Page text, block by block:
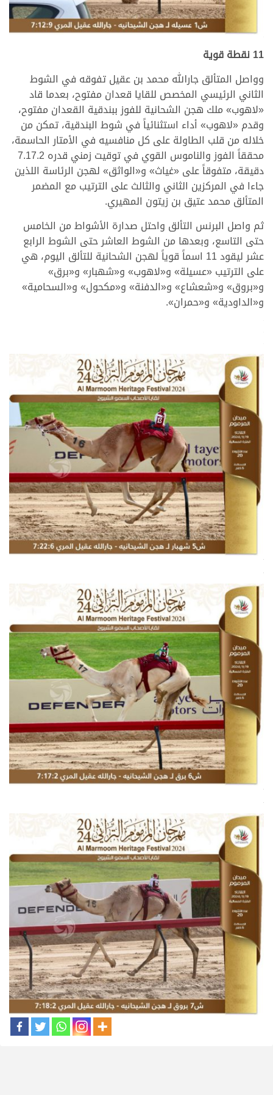
11 نقطة قوية
وواصل المتألق جارالله محمد بن عقيل تفوقه في الشوط
الثاني الرئيسي المخصص للقايا قعدان مفتوح، بعدما قاد
«لاهوب» ملك هجن الشحانية للفوز ببندقية القعدان مفتوح،
وقدم «لاهوب» أداء استثنائياً في شوط البندقية، تمكن من
خلاله من قلب الطاولة على كل منافسيه في الأمتار الحاسمة،
محققاً الفوز والناموس القوي في توقيت زمني قدره 7.17.2
دقيقة، متفوقاً على «غياث» و«الواثق» لهجن الرئاسة اللذين
جاءا في المركزين الثاني والثالث على الترتيب مع المضمر
المتألق محمد عتيق بن زيتون المهيري.
ثم واصل البرنس التألق واحتل صدارة الأشواط من الخامس
حتى التاسع، وبعدها من الشوط العاشر حتى الشوط الرابع
عشر ليقود 11 اسماً قوياً لهجن الشحانية للتألق اليوم، هي
على الترتيب «عسيلة» و«لاهوب» و«شهبار» و«برق»
و«بروق» و«شعشاع» و«الدفنة» و«مكحول» و«السحامية»
و«الداودية» و«حمران».
.
.
.
.